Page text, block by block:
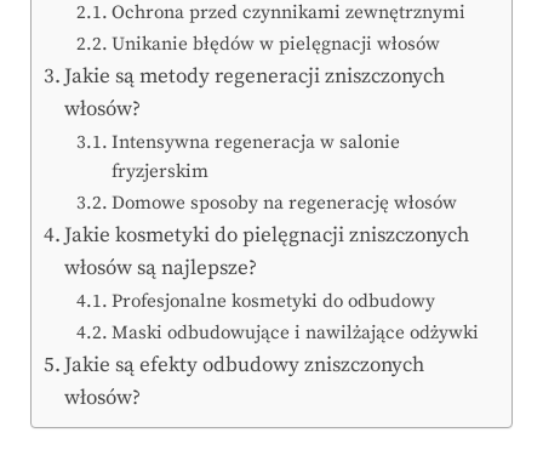
Ochrona przed czynnikami zewnętrznymi
Unikanie błędów w pielęgnacji włosów
Jakie są metody regeneracji zniszczonych
włosów?
Intensywna regeneracja w salonie
fryzjerskim
Domowe sposoby na regenerację włosów
Jakie kosmetyki do pielęgnacji zniszczonych
włosów są najlepsze?
Profesjonalne kosmetyki do odbudowy
Maski odbudowujące i nawilżające odżywki
Jakie są efekty odbudowy zniszczonych
włosów?